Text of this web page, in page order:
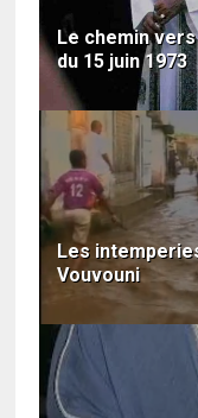
Le chemin
du 15 juin 1973
Les
Vouvouni